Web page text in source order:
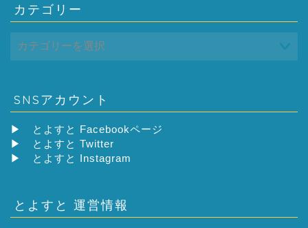
カテゴリー
SNSアカウント
▶
とよすと Facebookページ
▶
とよすと Twitter
▶
とよすと Instagram
とよすと 運営情報